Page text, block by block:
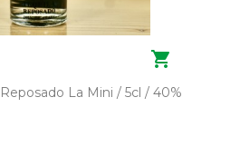

La Mini / 5cl / 40%